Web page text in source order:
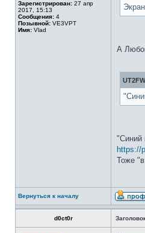
Зарегистрирован: 27 апр
2017, 15:13
Сообщения: 4
Позывной: VE3VPT
Имя: Vlad
А
"Синий
https://
Тоже
Вернуться к началу
d0ct0r